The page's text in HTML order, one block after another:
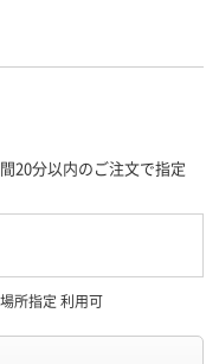
20分以内のご注文で指定
所指定 利用可